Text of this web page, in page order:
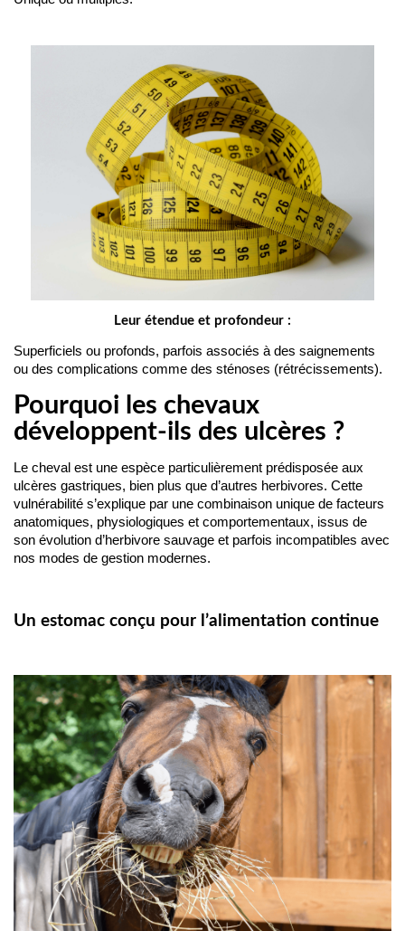
Leur étendue et profondeur :
Superficiels ou profonds, parfois associés à des saignements
ou des complications comme des sténoses (rétrécissements).
Pourquoi les chevaux
développent-ils des ulcères ?
Le cheval est une espèce particulièrement prédisposée aux
ulcères gastriques, bien plus que d’autres herbivores. Cette
vulnérabilité s’explique par une combinaison unique de facteurs
anatomiques, physiologiques et comportementaux, issus de
son évolution d’herbivore sauvage et parfois incompatibles avec
nos modes de gestion modernes.
Un estomac conçu pour l’alimentation continue